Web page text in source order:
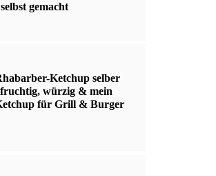
gemacht
Ketchup selber
würzig & mein
für Grill & Burger